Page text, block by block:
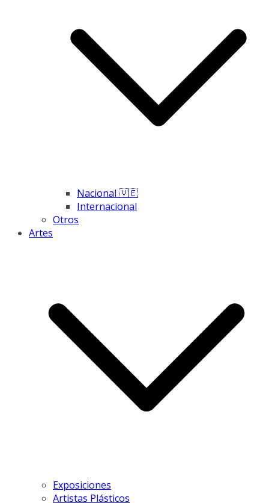
Nacional 🇻🇪
Internacional
Otros
Artes
Exposiciones
Artistas Plásticos